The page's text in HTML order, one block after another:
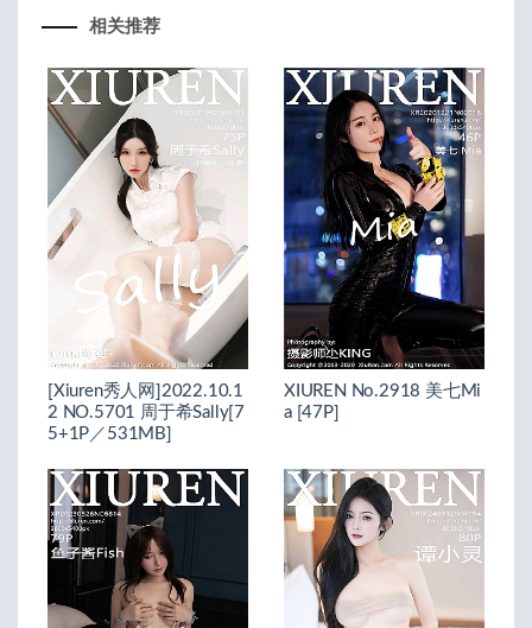
相关推荐
[Xiuren秀人网]2022.10.1
2 NO.5701 周于希Sally[7
5+1P／531MB]
XIUREN No.2918 美七Mi
a [47P]